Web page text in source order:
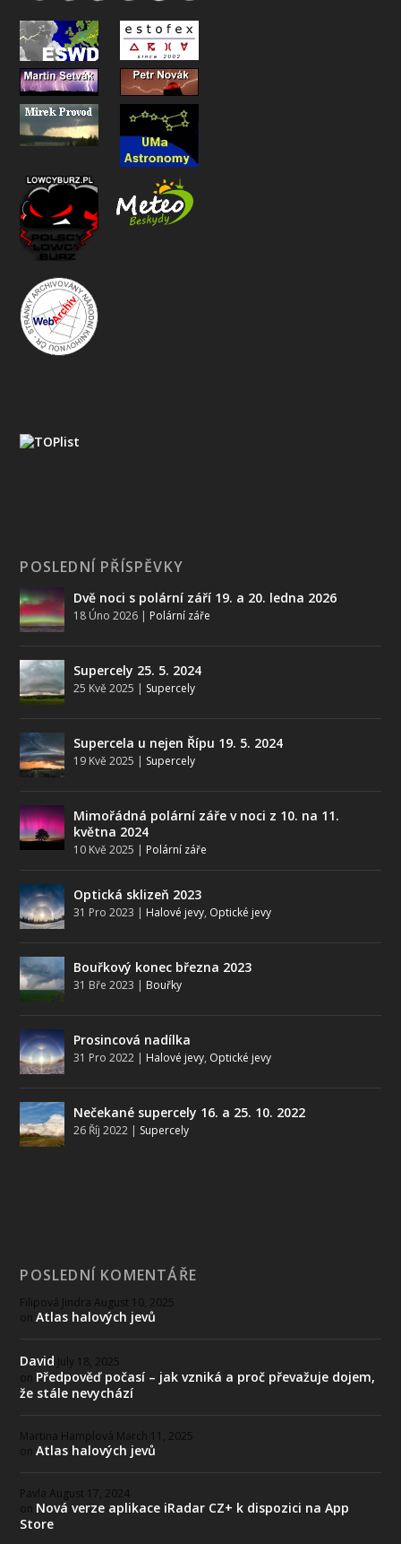
POSLEDNÍ PŘÍSPĚVKY
Dvě noci s polární září 19. a 20. ledna 2026
18 Úno 2026 | Polární záře
Supercely 25. 5. 2024
25 Kvě 2025 | Supercely
Supercela u nejen Řípu 19. 5. 2024
19 Kvě 2025 | Supercely
Mimořádná polární záře v noci z 10. na 11.
května 2024
10 Kvě 2025 | Polární záře
Optická sklizeň 2023
31 Pro 2023 | Halové jevy, Optické jevy
Bouřkový konec března 2023
31 Bře 2023 | Bouřky
Prosincová nadílka
31 Pro 2022 | Halové jevy, Optické jevy
Nečekané supercely 16. a 25. 10. 2022
26 Říj 2022 | Supercely
POSLEDNÍ KOMENTÁŘE
Filipová Jindra August 10, 2025
onAtlas halových jevů
David July 18, 2025
on Předpověď počasí – jak vzniká a proč převažuje dojem,
že stále nevychází
Martina Hamplová March 11, 2025
onAtlas halových jevů
Pavla August 17, 2024
on Nová verze aplikace iRadar CZ+ k dispozici na App
Store